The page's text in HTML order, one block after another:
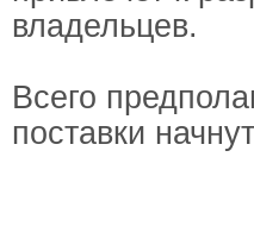
владельцев.
Всего
поставки